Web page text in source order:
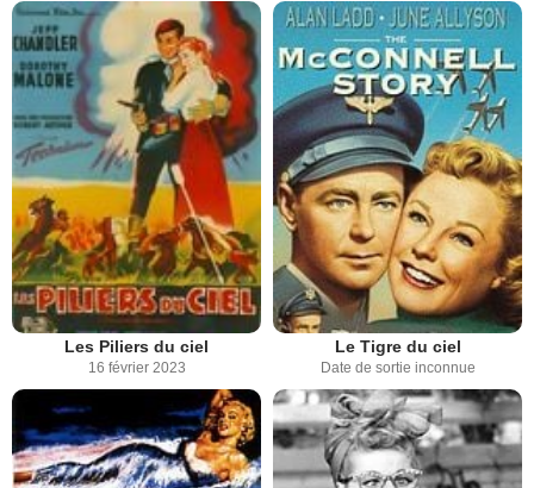
Les Piliers du ciel
16 février 2023
Le Tigre du ciel
Date de sortie inconnue